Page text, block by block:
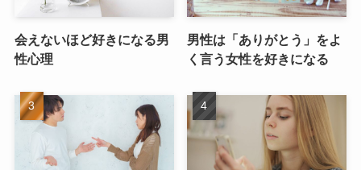
会えないほど好きになる男
性心理
男性は「ありがとう」をよ
く言う女性を好きになる